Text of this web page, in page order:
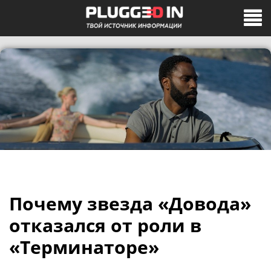
Почему звезда «Довода»
отказался от роли в
«Терминаторе»